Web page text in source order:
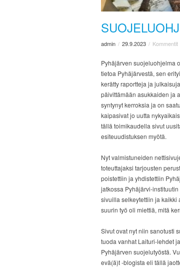
admin / 29.9.2023 /
Pyhäjärven suojeluohjelma
tietoa Pyhäjärvestä, sen
kerätty raportteja ja
päivittämään asukkaiden ja
syntynyt kerroksia ja on
kaipasivat jo uutta
tällä toimikaudella sivut
esiteuudistuksen myötä.
Nyt valmistuneiden
toteuttajaksi tarjousten
poistettiin ja yhdistettiin
jatkossa Pyhäjärvi-
sivuilla selkeytettiin ja kaikki
suurin työ oli miettiä, mitä
Sivut ovat nyt niin sanotusti
tuoda vanhat Laituri-lehdet
Pyhäjärven suojelutyöstä.
evä(ä)t -blogista eli tällä